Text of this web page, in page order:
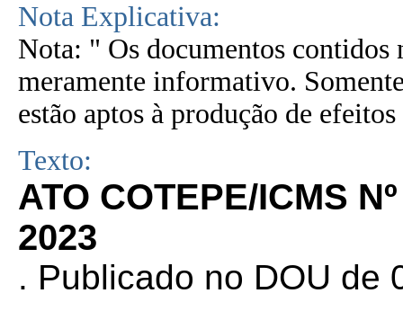
Nota Explicativa:
Nota: " Os documentos contidos
meramente informativo.
estão aptos à produção de
Texto:
ATO COTEPE/ICMS
2023
. Publicado no DOU de